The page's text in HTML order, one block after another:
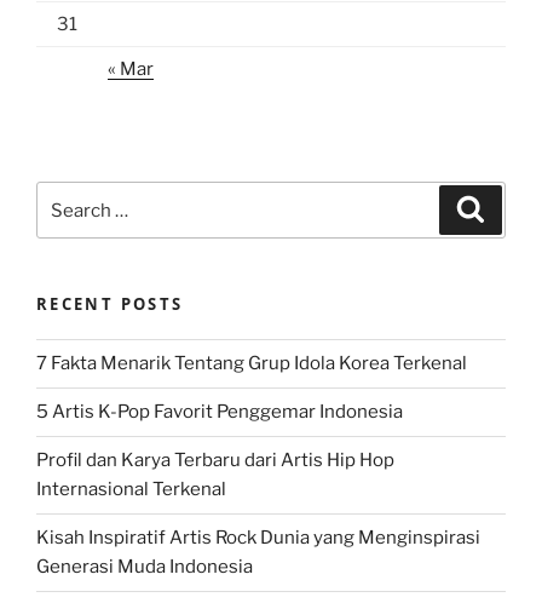
31
« Mar
for:
RECENT POSTS
7 Fakta Menarik Tentang Grup Idola Korea Terkenal
5 Artis K-Pop Favorit Penggemar Indonesia
Profil dan Karya Terbaru dari Artis Hip Hop
Internasional Terkenal
Kisah Inspiratif Artis Rock Dunia yang Menginspirasi
Generasi Muda Indonesia